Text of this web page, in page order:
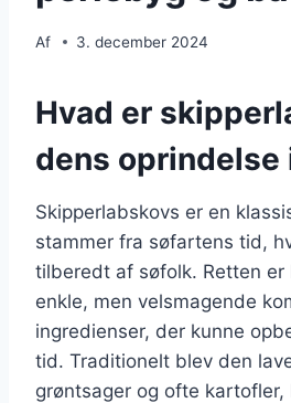
Af 3. december 2024
Hvad er
dens oprindelse
Skipperlabskovs er en
stammer fra søfartens tid,
tilberedt af søfolk. Retten er
enkle, men velsmagende
ingredienser, der kunne
tid. Traditionelt blev den
grøntsager og ofte